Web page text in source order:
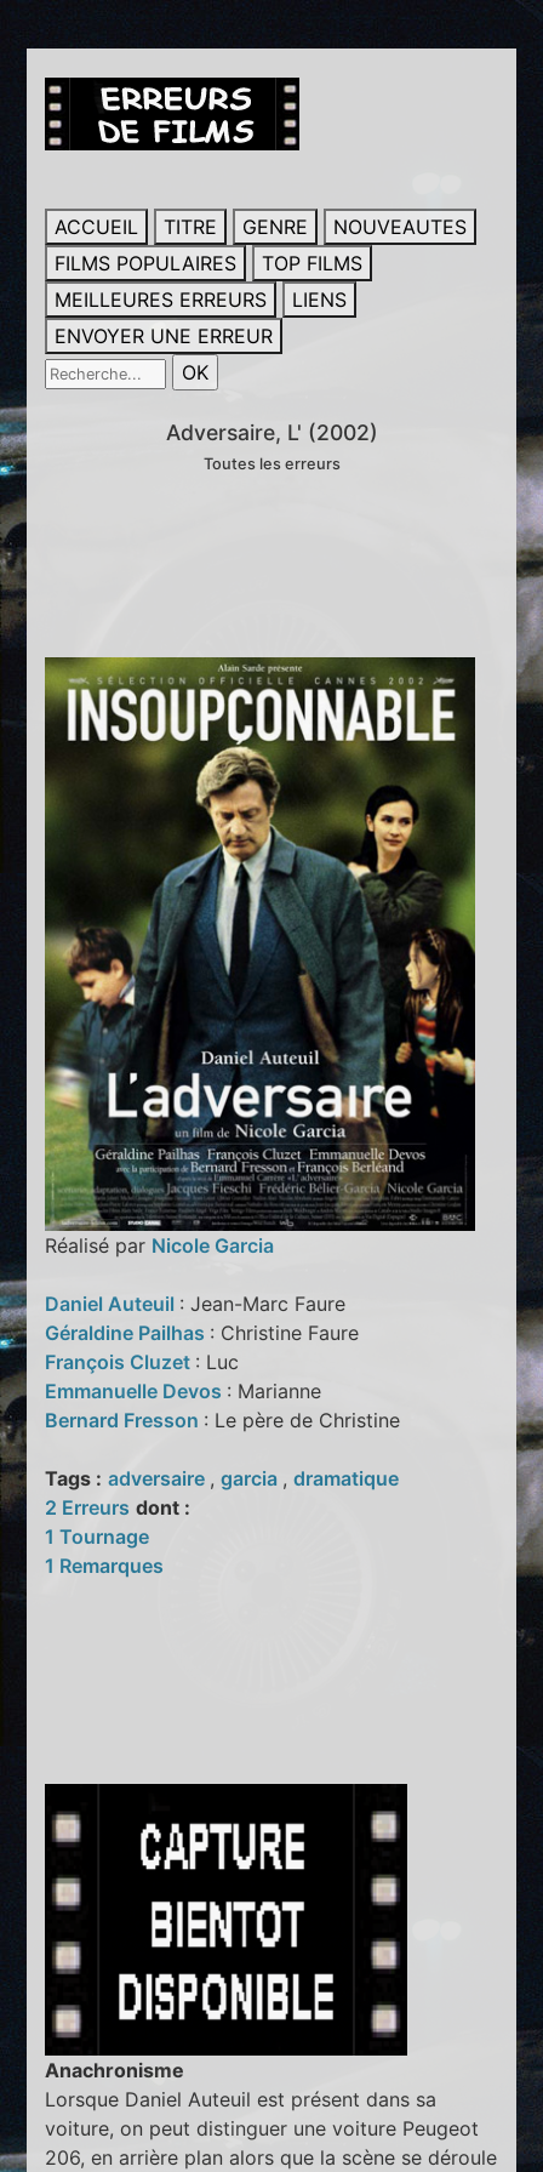
ACCUEIL TITRE GENRE
NOUVEAUTES
FILMS POPULAIRES
TOP FILMS
MEILLEURES ERREURS
LIENS
ENVOYER UNE ERREUR
Adversaire, L' (2002)
Toutes les erreurs
Réalisé par Nicole Garcia
Daniel Auteuil : Jean-Marc Faure
Géraldine Pailhas : Christine Faure
François Cluzet : Luc
Emmanuelle Devos : Marianne
Bernard Fresson : Le père de Christine
Tags : adversaire ,garcia ,dramatique
2 Erreurs dont :
1 Tournage
1 Remarques
Anachronisme
Lorsque Daniel Auteuil est présent dans sa
voiture, on peut distinguer une voiture Peugeot
206, en arrière plan alors que la scène se déroule